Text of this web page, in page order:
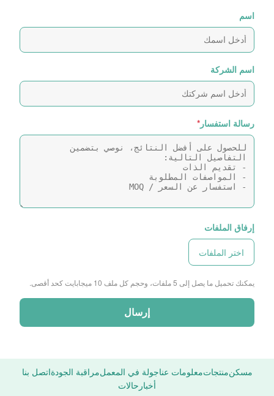
اسم
اسم الشركة
رسالة استفسار *
إرفاق الملفات
اختر الملفات
يمكنك تحميل ما يصل إلى 5 ملفات، وحجم كل ملف 10 ميجابايت كحد أقصى.
إرسال
مسكنمنتجاتمعلومات عناجولة في المعملمراقبة الجودةاتصل بنا
أخبار حالات